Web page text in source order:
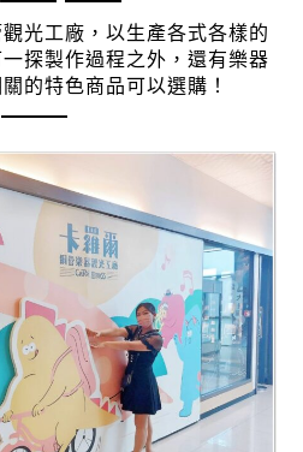
光工廠，以生產各式各樣的
探製作過程之外，還有樂器
的特色商品可以選購！